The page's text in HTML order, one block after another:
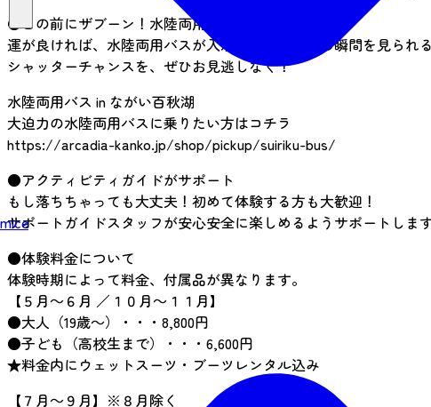
mice
●目の前にザブーン！水陸両用バスがやってくる！？
運が良ければ、水陸両用バスが入水する迫力満点の瞬間を見られ
シャッターチャンスを、ぜひお見逃しなく！
水陸両用バス in ながい百秋湖
大迫力の水陸両用バスに乗りたい方はコチラ
https://arcadia-kanko.jp/shop/pickup/suiriku-bus/
●アクティビティガイドがサポート
もし落ちちゃっても大丈夫！初めて体験する方も大歓迎！
サポートガイドスタッフが安心安全に楽しめるようサポートします
●体験料金について
体験時期によって料金、付属品が異なります。
【５月～６月 ／１０月～１１月】
●大人（19歳～）・・・8,800円
●子ども（高校生まで）・・・6,600円
★料金内にウェットスーツ・ブーツレンタル込み
【７月～９月】※８月除く